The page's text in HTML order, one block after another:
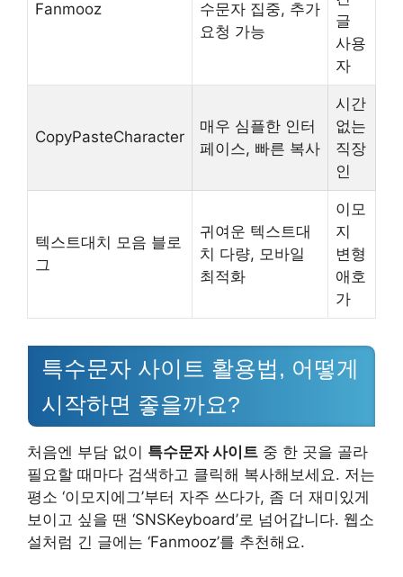
Fanmooz
수문자 집중, 추가
요청 가능
글
사용
자
CopyPasteCharacter
매우 심플한 인터
페이스, 빠른 복사
시간
없는
직장
인
텍스트대치 모음 블로
그
귀여운 텍스트대
치 다량, 모바일
최적화
이모
지
변형
애호
가
특수문자 사이트 활용법, 어떻게
시작하면 좋을까요?
처음엔 부담 없이 특수문자 사이트 중 한 곳을 골라
필요할 때마다 검색하고 클릭해 복사해보세요. 저는
평소 ‘이모지에그’부터 자주 쓰다가, 좀 더 재미있게
보이고 싶을 땐 ‘SNSKeyboard’로 넘어갑니다. 웹소
설처럼 긴 글에는 ‘Fanmooz’를 추천해요.